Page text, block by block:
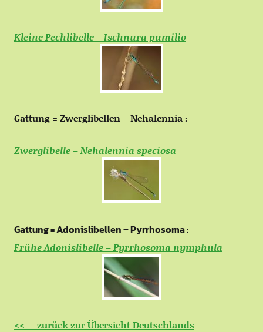
Kleine Pechlibelle – Ischnura pumilio
Gattung = Zwerglibellen – Nehalennia :
Zwerglibelle – Nehalennia speciosa
Gattung = Adonislibellen – Pyrrhosoma :
Frühe Adonislibelle – Pyrrhosoma nymphula
<<— zurück zur Übersicht Deutschlands